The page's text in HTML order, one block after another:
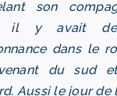
son
il y avait
dans le
du sud
Aussi le jour de